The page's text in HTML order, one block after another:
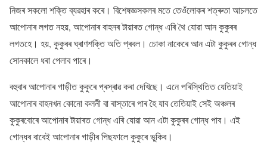
নিজৰ সকলো শক্তি ব্যৱহাৰ কৰে। বিশেষজ্ঞসকলৰ মতে তেওঁলোকৰ শত্ৰুতা আচলতে
আপোনাৰ লগত নহয়, আপোনাৰ বাহনৰ টায়াৰত গোন্ধ এৰি থৈ যোৱা আন কুকুৰৰ
লগতহে। হয়, কুকুৰৰ ঘ্ৰাণশক্তি অতি প্ৰবল। চোকা নাকেৰে আন এটা কুকুৰৰ গোন্ধ
সোনকালে ধৰা পেলাব পাৰে।
বহুবাৰ আপোনাৰ গাড়ীত কুকুৰে প্ৰস্ৰাৱ কৰা দেখিছে। এনে পৰিস্থিতিত যেতিয়াই
আপোনাৰ বাহনখন কোনো কলনী বা ৰাস্তাৰে পাৰ হৈ যাব তেতিয়াই সেই অঞ্চলৰ
কুকুৰবোৰে আপোনাৰ টায়াৰত গোন্ধ এৰি যোৱা আন এটা কুকুৰৰ গোন্ধ পাব। এই
গোন্ধৰ বাবেই আপোনাৰ গাড়ীৰ পিছফালে কুকুৰে ভুকিব।